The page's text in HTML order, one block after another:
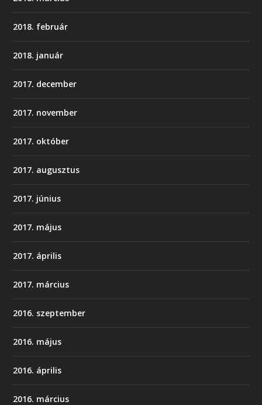
2018. február
2018. január
2017. december
2017. november
2017. október
2017. augusztus
2017. június
2017. május
2017. április
2017. március
2016. szeptember
2016. május
2016. április
2016. március